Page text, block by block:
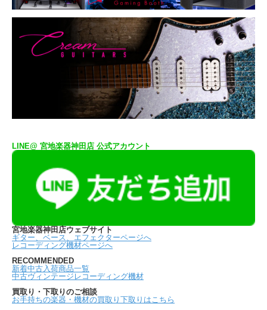
LINE@ 宮地楽器神田店 公式アカウント
宮地楽器神田店ウェブサイト
ギター、ベース、エフェクターページへ
レコーディング機材ページへ
RECOMMENDED
新着中古入荷商品一覧
中古ヴィンテージレコーディング機材
買取り・下取りのご相談
お手持ちの楽器・機材の買取り下取りはこちら